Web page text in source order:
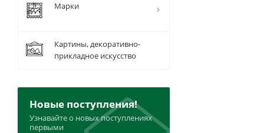
Марки
Картины, декоративно-
прикладное искусство
Новые поступления!
Узнавайте о новых поступлениях
первыми